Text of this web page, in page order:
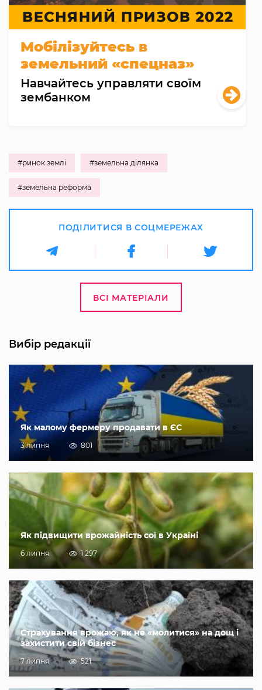
Мобілізуйтесь в
земельний «спецназ»
Навчайтесь управляти своїм
зембанком
#ринок землі #земельна ділянка
#земельна реформа
ПОДІЛИТИСЯ В СОЦМЕРЕЖАХ
ВСІ МАТЕРІАЛИ
Вибір редакції
Як малому фермеру продавати в ЄС
3 липня 801
Як підвищити врожайність сої в Україні
6 липня 1 297
Страхування врожаю, як не «молитися» на дощ і
захистити свій бізнес
7 липня 521